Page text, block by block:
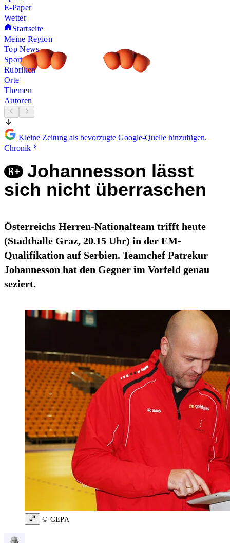
E-Paper
Wetter
Startseite
Meine Region
Top News
Sport
Rubriken
Orte
Themen
Autoren
Kleine Zeitung als bevorzugte Google-Quelle hinzufügen.
Chronik
Johannesson lässt
sich nicht überraschen
Österreichs Herren-Nationalteam trifft heute
(Stadthalle Graz, 20.15 Uhr) in der EM-
Qualifikation auf Serbien. Teamchef Patrekur
Johannesson hat den Gegner im Vorfeld genau
seziert.
© GEPA